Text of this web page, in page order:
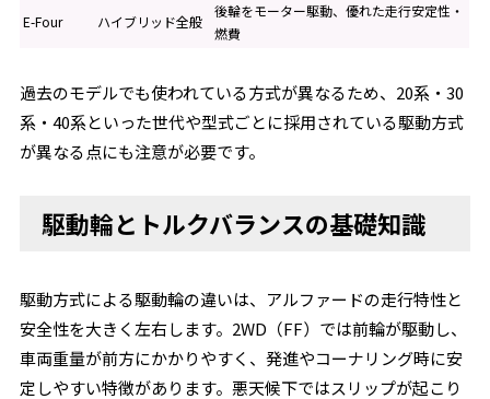
E-Four ハイブリッド全般
後輪をモーター駆動、優れた走行安定性・
燃費
過去のモデルでも使われている方式が異なるため、20系・30
系・40系といった世代や型式ごとに採用されている駆動方式
が異なる点にも注意が必要です。
駆動輪とトルクバランスの基礎知識
駆動方式による駆動輪の違いは、アルファードの走行特性と
安全性を大きく左右します。2WD（FF）では前輪が駆動し、
車両重量が前方にかかりやすく、発進やコーナリング時に安
定しやすい特徴があります。悪天候下ではスリップが起こり